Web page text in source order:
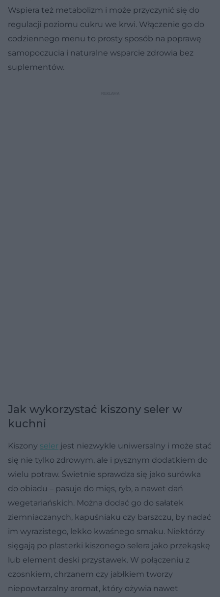
Wspiera też metabolizm i może przyczynić się do
regulacji poziomu cukru we krwi. Włączenie go do
codziennego menu to prosty sposób na poprawę
samopoczucia i naturalne wsparcie zdrowia bez
suplementów.
Jak wykorzystać kiszony seler w
kuchni
Kiszony seler jest niezwykle uniwersalny i może stać
się nie tylko zdrowym, ale i pysznym dodatkiem do
wielu potraw. Świetnie sprawdza się jako surówka
do obiadu – pasuje do mięs, ryb, a nawet dań
wegetariańskich. Można dodać go do sałatek
ziemniaczanych, kapuśniaku czy barszczu, by nadać
im wyrazistego, lekko kwaśnego smaku. Niektórzy
sięgają po plasterki kiszonego selera jako przekąskę
lub element deski przystawek. W połączeniu z
czosnkiem, chrzanem czy jabłkiem tworzy
niepowtarzalny aromat, który ożywia nawet